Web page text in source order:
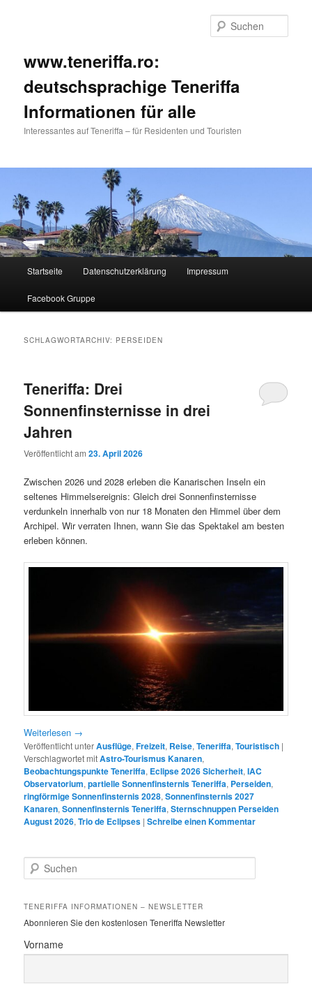
www.teneriffa.ro:
deutschsprachige Teneriffa
Informationen für alle
Interessantes auf Teneriffa – für Residenten und Touristen
Zum
primären
Zum
sekundären
Startseite Datenschutzerklärung Impressum
Facebook Gruppe
SCHLAGWORTARCHIV: PERSEIDEN
Teneriffa: Drei
Sonnenfinsternisse in drei
Jahren
Veröffentlicht am23. April 2026
Zwischen 2026 und 2028 erleben die Kanarischen Inseln ein
seltenes Himmelsereignis: Gleich drei Sonnenfinsternisse
verdunkeln innerhalb von nur 18 Monaten den Himmel über dem
Archipel. Wir verraten Ihnen, wann Sie das Spektakel am besten
erleben können.
Weiterlesen →
Veröffentlicht unterAusflüge,Freizeit, Reise,Teneriffa,Touristisch |
Verschlagwortet mitAstro-Tourismus Kanaren,
Beobachtungspunkte Teneriffa, Eclipse 2026 Sicherheit,IAC
Observatorium,partielle Sonnenfinsternis Teneriffa, Perseiden,
ringförmige Sonnenfinsternis 2028,Sonnenfinsternis 2027
Kanaren,Sonnenfinsternis Teneriffa,Sternschnuppen Perseiden
August 2026,Trio de Eclipses |Schreibe einen Kommentar
u
h
n
TENERIFFA INFORMATIONEN – NEWSLETTER
Abonnieren Sie den kostenlosen Teneriffa Newsletter
Vorname